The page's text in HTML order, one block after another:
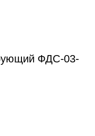
ФДС-03-